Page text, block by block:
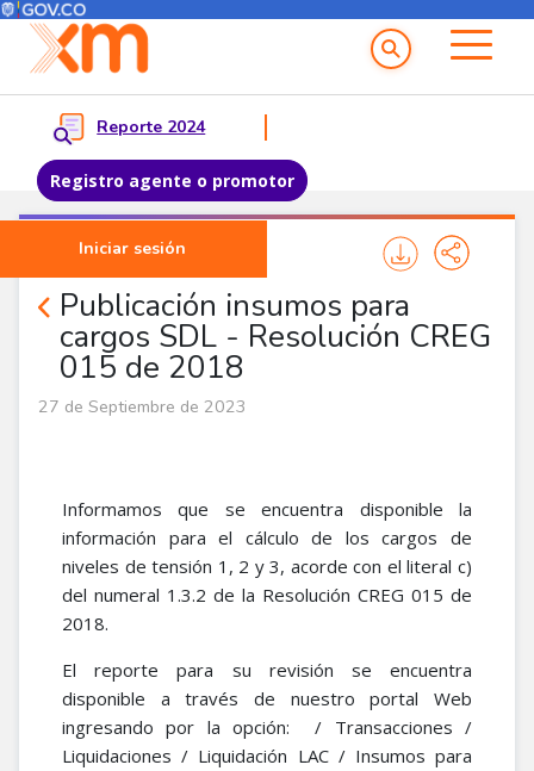
Pasar al contenido principal
Menú del Usuario
Reporte 2024
Registro agente o promotor
Iniciar sesión
Menu principal
Publicación insumos para
cargos SDL - Resolución CREG
015 de 2018
Noticias Agentes
27 de Septiembre de 2023
Informamos que se encuentra disponible la
información para el cálculo de los cargos de
niveles de tensión 1, 2 y 3, acorde con el literal c)
del numeral 1.3.2 de la Resolución CREG 015 de
2018.
El reporte para su revisión se encuentra
disponible a través de nuestro portal Web
ingresando por la opción: / Transacciones /
Liquidaciones / Liquidación LAC / Insumos para